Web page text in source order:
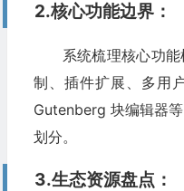
2.核心功能边界：
系统梳理核心功
制、插件扩展、多用
Gutenberg 块编辑器
划分。​
3.生态资源盘点：